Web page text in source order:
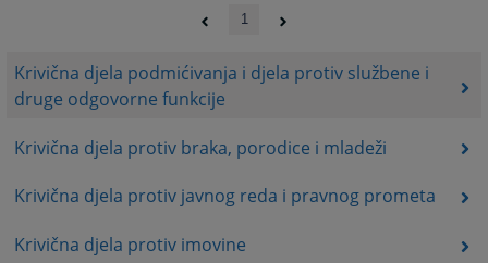
Krivična djela podmićivanja i djela protiv službene i
druge odgovorne funkcije
Krivična djela protiv braka, porodice i mladeži
Krivična djela protiv javnog reda i pravnog prometa
Krivična djela protiv imovine
1